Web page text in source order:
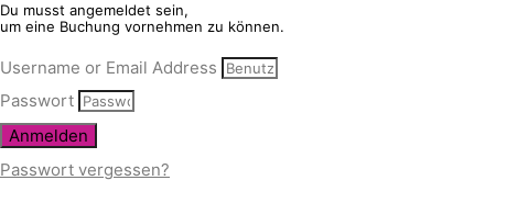
Du musst angemeldet sein,
um eine Buchung vornehmen zu können.
Username or Email Address
Passwort
Anmelden
Passwort vergessen?